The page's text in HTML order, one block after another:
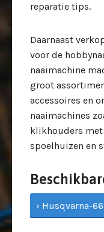
reparatie tips.
Daarnaast
voor de
naaimachine
groot
accessoires en
naaimachines
klikhouders met
spoelhuizen en
› Husqvarna-